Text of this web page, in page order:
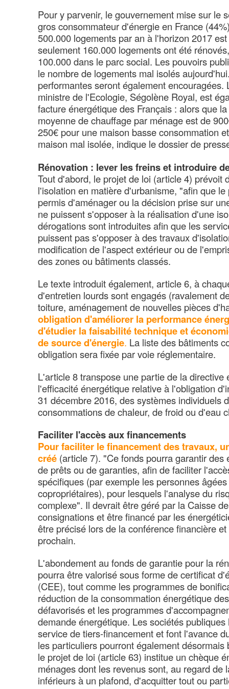
Pour y parvenir, le gouvernement mise sur le
gros consommateur d'énergie en France
500.000 logements par an à l'horizon 2017
seulement 160.000 logements ont été
100.000 dans le parc social. Les pouvoirs
le nombre de logements mal isolés
performantes seront également encouragées.
ministre de l'Ecologie, Ségolène Royal, est
facture énergétique des Français : alors que
moyenne de chauffage par ménage est de
250€ pour une maison basse consommation
maison mal isolée, indique le dossier de
Rénovation : lever les freins et introduire
Tout d'abord, le projet de loi (article 4) prévoit
l'isolation en matière d'urbanisme, "afin que
permis d'aménager ou la décision prise sur
ne puissent s'opposer à la réalisation d'une
dérogations sont introduites afin que les
puissent pas s'opposer à des travaux
modification de l'aspect extérieur ou de
des zones ou bâtiments classés.
Le texte introduit également, article 6, à
d'entretien lourds sont engagés (ravalement
toiture, aménagement de nouvelles pièces
obligation d'améliorer la performance
d'étudier la faisabilité technique et
de source d'énergie. La liste des bâtiments
obligation sera fixée par voie réglementaire.
L'article 8 transpose une partie de la directive
l'efficacité énergétique relative à l'obligation
31 décembre 2016, des systèmes individuels
consommations de chaleur, de froid ou d'eau
Faciliter l'accès aux financements
Pour faciliter le financement des travaux,
créé (article 7). "Ce fonds pourra garantir des
de prêts ou de garanties, afin de faciliter
spécifiques (par exemple les personnes
copropriétaires), pour lesquels l'analyse du
complexe". Il devrait être géré par la Caisse
consignations et être financé par les
être précisé lors de la conférence financière
prochain.
L'abondement au fonds de garantie pour la
pourra être valorisé sous forme de certificat
(CEE), tout comme les programmes de
réduction de la consommation énergétique
défavorisés et les programmes
demande énergétique. Les sociétés
service de tiers-financement et font l'avance
les particuliers pourront également
le projet de loi (article 63) institue un chèque
ménages dont les revenus sont, au regard de
inférieurs à un plafond, d'acquitter tout ou